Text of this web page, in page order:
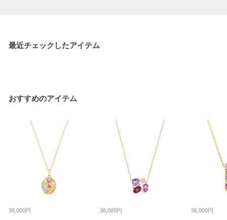
最近チェックしたアイテム
おすすめのアイテム
38,000円 38,000円 36,000円